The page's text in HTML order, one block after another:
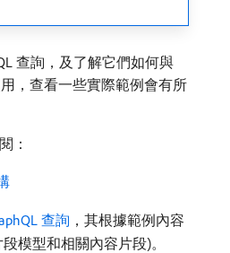
查詢，及了解它們如何與
，查看一些實際範例會有所
：
查詢 ，其根據範例內容
模型和相關內容片段)。